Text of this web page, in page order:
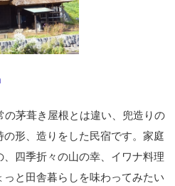
の茅葺き屋根とは違い、兜造りの
の形、造りをした民宿です。家庭
四季折々の山の幸、イワナ料理
と田舎暮らしを味わってみたい